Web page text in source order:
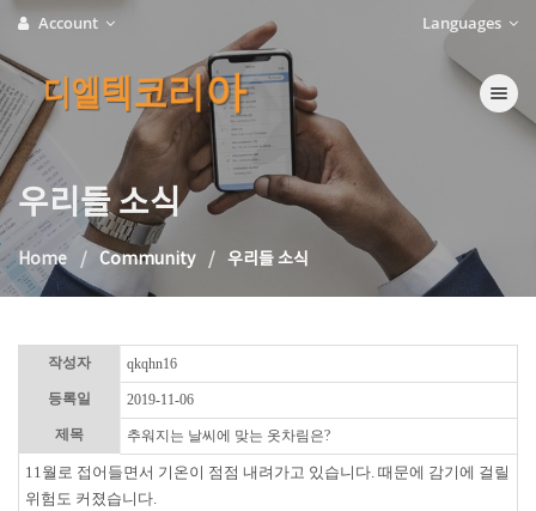
Account Languages
Toggle
디엘텍코리아
우리들 소식
Home Community 우리들 소식
작성자 qkqhn16
등록일 2019-11-06
제목 추워지는 날씨에 맞는 옷차림은?
11월로 접어들면서 기온이 점점 내려가고 있습니다. 때문에 감기에 걸릴
위험도 커졌습니다.